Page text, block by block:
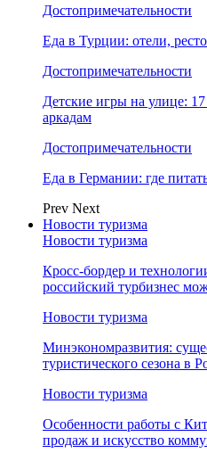
Достопримечательности
Еда в Турции: отели,
Достопримечательности
Детские игры на улице:
аркадам
Достопримечательности
Еда в Германии: где
Prev Next
Новости туризма
Новости туризма
Кросс-бордер и
российский турбизнес
Новости туризма
Минэкономразвития:
туристического сезона в
Новости туризма
Особенности работы с
продаж и искусство